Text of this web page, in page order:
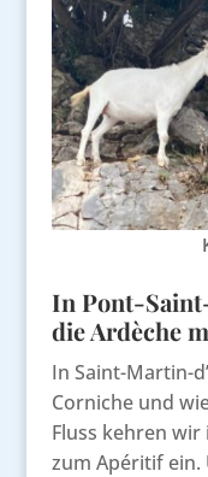
In Pont-
die Ardèche
In Saint-Martin-
Corniche und
Fluss kehren
zum Apéritif ein.